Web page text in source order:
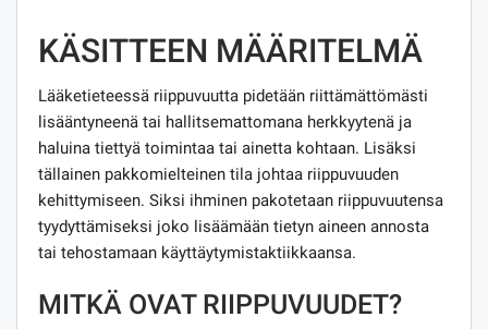
KÄSITTEEN MÄÄRITELMÄ
Lääketieteessä riippuvuutta pidetään riittämättömästi
lisääntyneenä tai hallitsemattomana herkkyytenä ja
haluina tiettyä toimintaa tai ainetta kohtaan. Lisäksi
tällainen pakkomielteinen tila johtaa riippuvuuden
kehittymiseen. Siksi ihminen pakotetaan riippuvuutensa
tyydyttämiseksi joko lisäämään tietyn aineen annosta
tai tehostamaan käyttäytymistaktiikkaansa.
MITKÄ OVAT RIIPPUVUUDET?